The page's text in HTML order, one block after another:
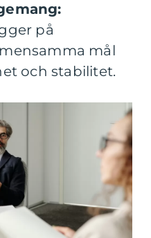
på
mål
och stabilitet.